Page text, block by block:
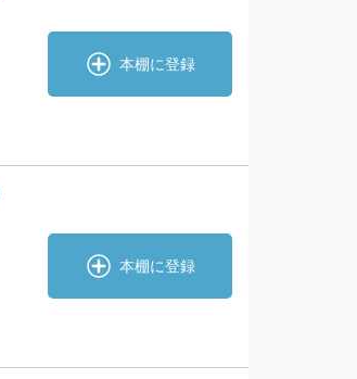
本棚に登録
本棚に登録